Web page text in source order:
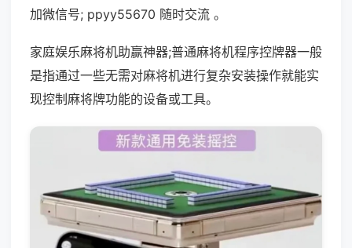
加微信号; ppyy55670 随时交流 。
家庭娱乐麻将机助赢神器;普通麻将机程序控牌器一般
是指通过一些无需对麻将机进行复杂安装操作就能实
现控制麻将牌功能的设备或工具。